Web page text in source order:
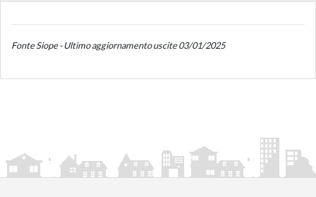
Fonte Siope - Ultimo aggiornamento uscite 03/01/2025